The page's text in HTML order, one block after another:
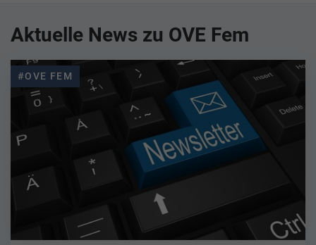
Aktuelle News zu OVE Fem
#OVE FEM